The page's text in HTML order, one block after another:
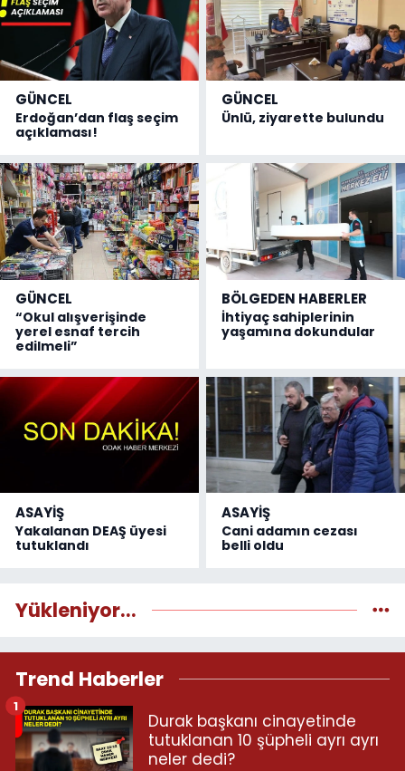
GÜNCEL
Erdoğan’dan flaş seçim
açıklaması!
GÜNCEL
Ünlü, ziyarette bulundu
GÜNCEL
“Okul alışverişinde
yerel esnaf tercih
edilmeli”
BÖLGEDEN HABERLER
İhtiyaç sahiplerinin
yaşamına dokundular
ASAYİŞ
Yakalanan DEAŞ üyesi
tutuklandı
ASAYİŞ
Cani adamın cezası
belli oldu
Yükleniyor...
Trend Haberler
Durak başkanı cinayetinde
tutuklanan 10 şüpheli ayrı ayrı
neler dedi?
1